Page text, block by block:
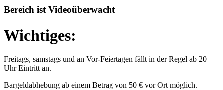
Bereich ist Videoüberwacht
Wichtiges:
Freitags, samstags und an Vor-Feiertagen fällt in der Regel ab 20
Uhr Eintritt an.
Bargeldabhebung ab einem Betrag von 50 € vor Ort möglich.